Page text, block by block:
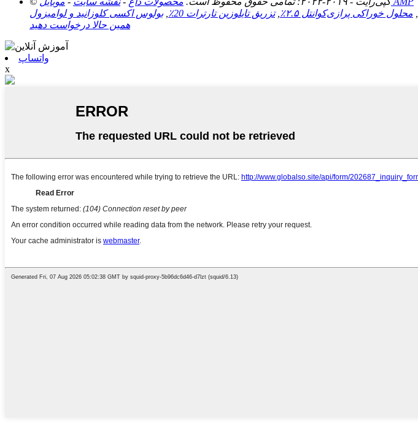
محلول خوراکی پرازی‌کوانتل ۲.۵٪ ,تزریق تایلوزین تارترات 20٪ ,بولوس اکسی کلوزانید و لوامیزول
همین حالا درخواست دهید
واتساپ
x